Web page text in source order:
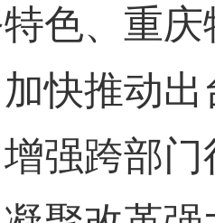
色、重
快推动
强跨部